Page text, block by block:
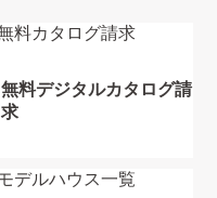
無料デジタルカタログ請
求